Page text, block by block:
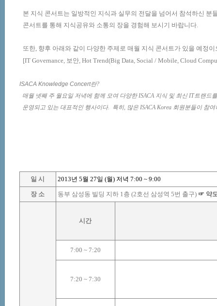
본 지식 콘서트는 일방적인 지식과 실무의 전달을 넘어서 참석하신
콘서트를 통해 지식공유와 소통의 장을 경험해 보시기 바랍니다.
또한, 향후 아래와 같이 다양한 주제로 매월 지식 콘서트가 있을 예정
[IT Governance, 보안, Hot Trend(Big Data, Social / Mobile, Cloud
ISACA Knowledge Concert란?
매월 넷째 주 월요일 저녁에 함께 모여 다양한ISACA 지식 및 최신IT트랜드
운영되고 있는 대표적인 행사이다. 특히, 많은 ISACA Korea 회원분들이 참
일 시 2013년 5월 27일 (월) 저녁 7:00 ~ 9:00
장 소 동부 삼성동 빌딩 지하 1층 (2호선 삼성역 5번 출구) ☞ 약
시간
7:00 ~ 7:20
7:20 ~ 7:30